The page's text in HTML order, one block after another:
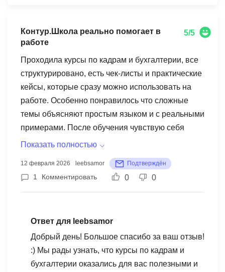
профессиональной сфере.
Контур.Школа реально помогает в
работе
5/5
Проходила курсы по кадрам и бухгалтерии, все
структурировано, есть чек-листы и практические
кейсы, которые сразу можно использовать на
работе. Особенно понравилось что сложные
темы объясняют простым языком и с реальными
примерами. После обучения чувствую себя
увереннее, знаю как действовать без ошибок и
Показать полностью
12 февраля 2026 leebsamor Подтверждён
1 Комментировать 0 0
Ответ для leebsamor
Добрый день! Большое спасибо за ваш отзыв!
:) Мы рады узнать, что курсы по кадрам и
бухгалтерии оказались для вас полезными и